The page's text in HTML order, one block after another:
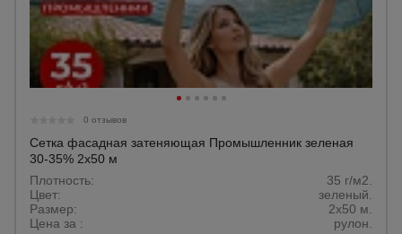
0 отзывов
Сетка фасадная затеняющая Промышленник зеленая
30-35% 2х50 м
Плотность:
35 г/м2.
Цвет:
зеленый.
Размер:
2x50 м.
Цена за :
рулон.